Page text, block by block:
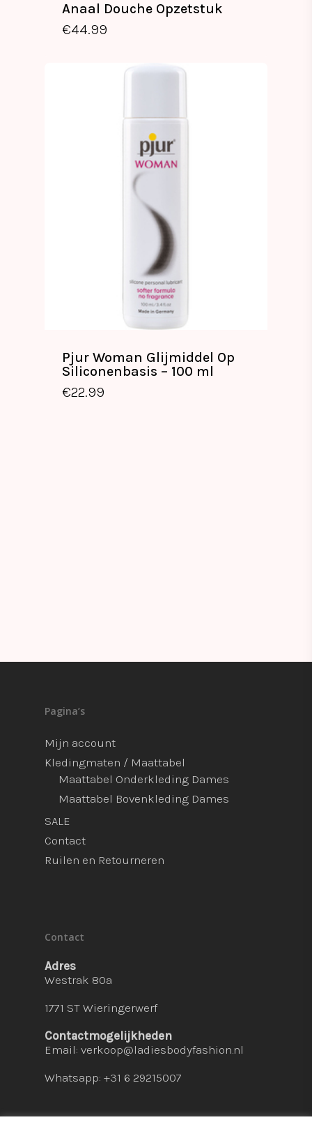
Anaal Douche Opzetstuk
€44.99
€44.99
Pjur Woman Glijmiddel Op
Siliconenbasis – 100 ml
€22.99
€22.99
Pagina’s
Mijn account
Kledingmaten / Maattabel
Maattabel Onderkleding Dames
Maattabel Bovenkleding Dames
SALE
Contact
Ruilen en Retourneren
Contact
Adres
Westrak 80a
1771 ST Wieringerwerf
Contactmogelijkheden
Email: verkoop@ladiesbodyfashion.nl
Whatsapp: +31 6 29215007